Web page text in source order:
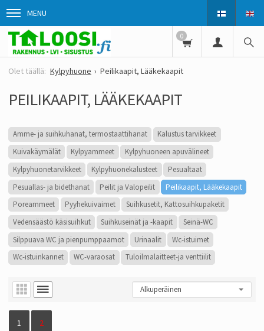
MENU
0
Kylpyhuone Peilikaapit, Lääkekaapit
PEILIKAAPIT, LÄÄKEKAAPIT
Amme- ja suihkuhanat, termostaattihanat
Kalustus tarvikkeet
Kuivakäymälät
Kylpyammeet
Kylpyhuoneen apuvälineet
Kylpyhuonetarvikkeet
Kylpyhuonekalusteet
Pesualtaat
Pesuallas- ja bidethanat
Peilit ja Valopeilit
Peilikaapit, Lääkekaapit
Poreammeet
Pyyhekuivaimet
Suihkusetit, Kattosuihkupaketit
Vedensäästö käsisuihkut
Suihkuseinät ja -kaapit
Seinä-WC
Silppuava WC ja pienpumppaamot
Urinaalit
Wc-istuimet
Wc-istuinkannet
WC-varaosat Tuloilmalaitteet-ja venttiilit
1 2